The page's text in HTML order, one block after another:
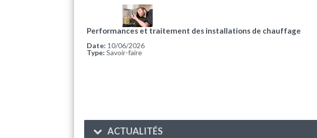
Performances et traitement des installations de chauffage
Date: 10/06/2026
Type: Savoir-faire
ACTUALITÉS